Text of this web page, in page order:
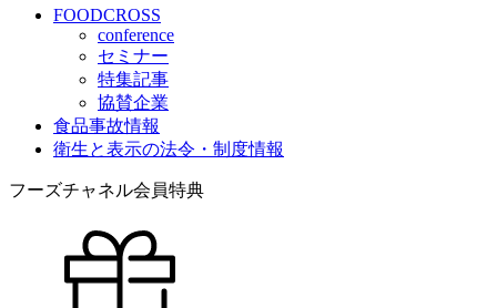
FOODCROSS
conference
セミナー
特集記事
協賛企業
食品事故情報
衛生と表示の法令・制度情報
フーズチャネル会員特典